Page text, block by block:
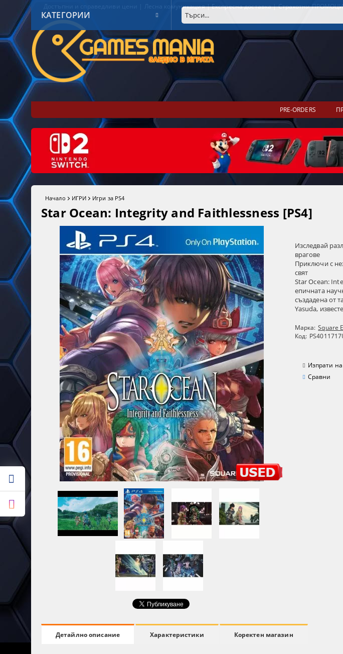
Достъпни и справедливи цени | Лесна комуникация | Експресна доставка | Страхотни
КАТЕГОРИИ
PRE-ORDERS
Начало ИГРИ Игри за PS4
Star Ocean: Integrity and Faithlessness [PS4]
Изследвай
врагове
Приключи с
свят
Star Ocean:
епичната
създадена от
Yasuda,
Марка: Square
Код:
Изпрати
Сравни
Детайлно описание Характеристики Коректен магазин